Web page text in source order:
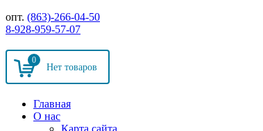
опт. (863)-266-04-50
8-928-959-57-07
0
Главная
О нас
Карта сайта